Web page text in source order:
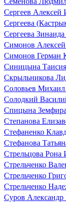
Сергеев Алексей
Сергеева
Сергеева
Симонов
Симонов Герман
Синицына
Скрыльникова
Соловьев
Солодкий
Спицына
Степанова
Стефаненко
Стефанова
Стрельцова Рона
Стрельченко
Стрельченко
Стрельченко
Суров